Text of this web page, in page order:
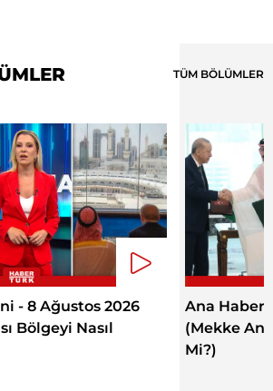
TÜM BÖLÜMLER
- 8 Ağustos 2026
Bölgeyi Nasıl
Ana Haber
(Mekke
Mi?)